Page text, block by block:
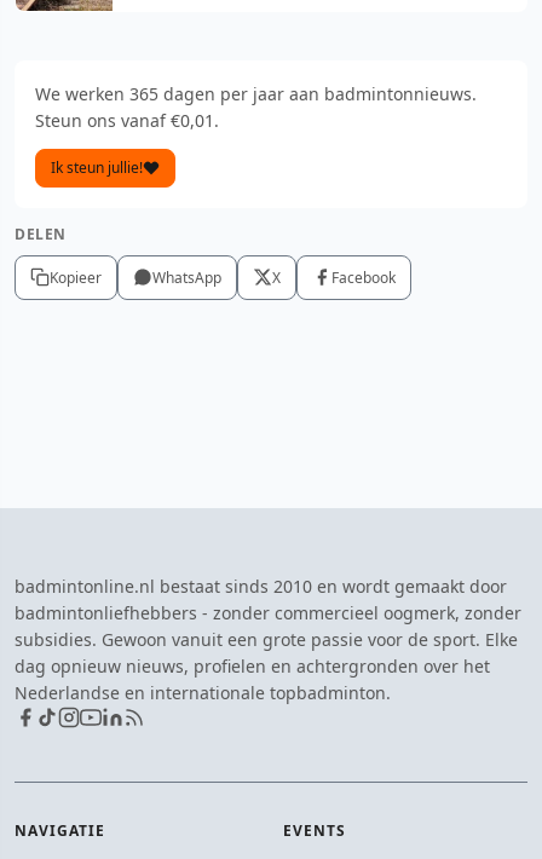
We werken 365 dagen per jaar aan badmintonnieuws.
Steun ons vanaf €0,01.
Ik steun jullie!
DELEN
Kopieer WhatsApp X Facebook
badmintonline.nl bestaat sinds 2010 en wordt gemaakt door
badmintonliefhebbers - zonder commercieel oogmerk, zonder
subsidies. Gewoon vanuit een grote passie voor de sport. Elke
dag opnieuw nieuws, profielen en achtergronden over het
Nederlandse en internationale topbadminton.
NAVIGATIE EVENTS